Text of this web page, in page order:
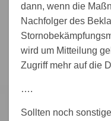
dann, wenn die
Nachfolger des
wird um Mitteilung
Zugriff mehr auf die
….
Sollten noch